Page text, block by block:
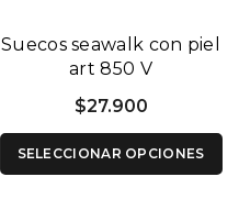
Suecos seawalk con piel
art 850 V
$27.900
SELECCIONAR OPCIONES